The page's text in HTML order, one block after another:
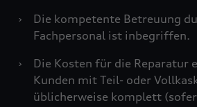
›
Die kompetente Betreuung
Fachpersonal ist inbegriffen.
›
Die Kosten für die Reparatur
Kunden mit Teil- oder
üblicherweise komplett